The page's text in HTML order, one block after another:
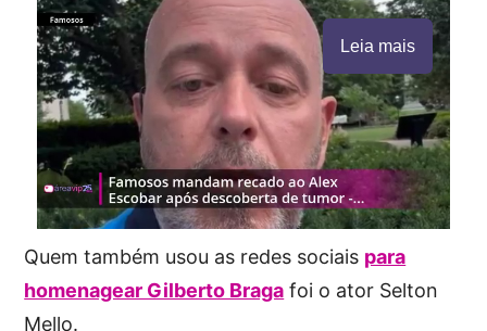
Leia mais
Quem também usou as redes sociais para
homenagear Gilberto Braga foi o ator Selton
Mello.